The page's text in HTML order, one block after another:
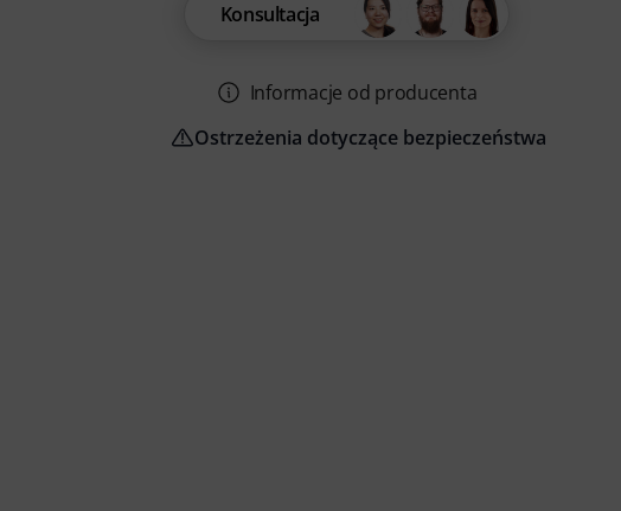
Konsultacja
Informacje od producenta
Ostrzeżenia dotyczące bezpieczeństwa